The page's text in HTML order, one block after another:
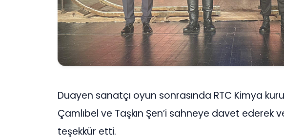
Duayen sanatçı oyun sonrasında RTC Kimya
Çamlıbel ve Taşkın Şen’i sahneye davet ederek
teşekkür etti.